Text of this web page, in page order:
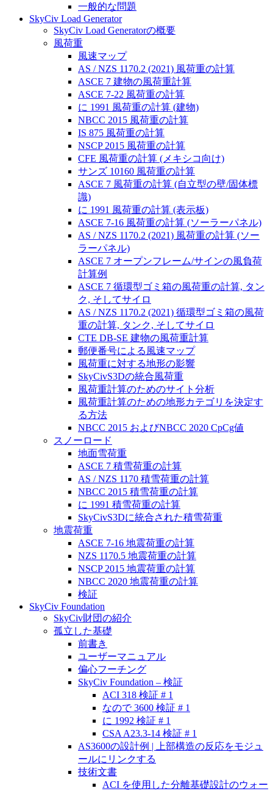
一般的な問題
SkyCiv Load Generator
SkyCiv Load Generatorの概要
風荷重
風速マップ
AS / NZS 1170.2 (2021) 風荷重の計算
ASCE 7 建物の風荷重計算
ASCE 7-22 風荷重の計算
に 1991 風荷重の計算 (建物)
NBCC 2015 風荷重の計算
IS 875 風荷重の計算
NSCP 2015 風荷重の計算
CFE 風荷重の計算 (メキシコ向け)
サンズ 10160 風荷重の計算
ASCE 7 風荷重の計算 (自立型の壁/固体標
識)
に 1991 風荷重の計算 (表示板)
ASCE 7-16 風荷重の計算 (ソーラーパネル)
AS / NZS 1170.2 (2021) 風荷重の計算 (ソー
ラーパネル)
ASCE 7 オープンフレーム/サインの風負荷
計算例
ASCE 7 循環型ゴミ箱の風荷重の計算, タン
ク, そしてサイロ
AS / NZS 1170.2 (2021) 循環型ゴミ箱の風荷
重の計算, タンク, そしてサイロ
CTE DB-SE 建物の風荷重計算
郵便番号による風速マップ
風荷重に対する地形の影響
SkyCivS3Dの統合風荷重
風荷重計算のためのサイト分析
風荷重計算のための地形カテゴリを決定す
る方法
NBCC 2015 およびNBCC 2020 CpCg値
スノーロード
地面雪荷重
ASCE 7 積雪荷重の計算
AS / NZS 1170 積雪荷重の計算
NBCC 2015 積雪荷重の計算
に 1991 積雪荷重の計算
SkyCivS3Dに統合された積雪荷重
地震荷重
ASCE 7-16 地震荷重の計算
NZS 1170.5 地震荷重の計算
NSCP 2015 地震荷重の計算
NBCC 2020 地震荷重の計算
検証
SkyCiv Foundation
SkyCiv財団の紹介
孤立した基礎
前書き
ユーザーマニュアル
偏心フーチング
SkyCiv Foundation – 検証
ACI 318 検証 # 1
なので 3600 検証 # 1
に 1992 検証 # 1
CSA A23.3-14 検証 # 1
AS3600の設計例 | 上部構造の反応をモジュ
ールにリンクする
技術文書
ACI を使用した分離基礎設計のウォー